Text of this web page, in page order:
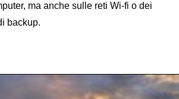
ma anche sulle reti Wi-fi o dei
backup.